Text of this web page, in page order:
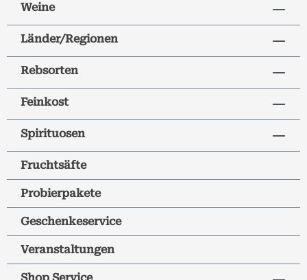
Weine
Länder/Regionen
Rebsorten
Feinkost
Spirituosen
Fruchtsäfte
Probierpakete
Geschenkeservice
Veranstaltungen